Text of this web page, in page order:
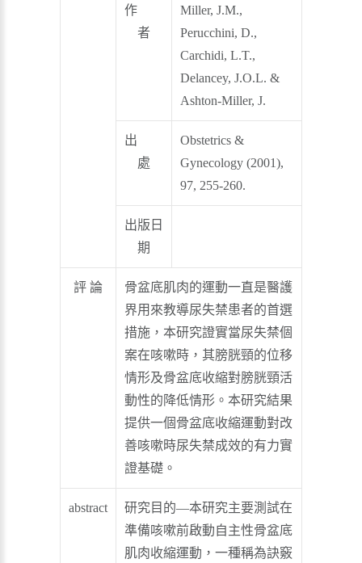
作
者
Miller, J.M.,
Perucchini, D.,
Carchidi, L.T.,
Delancey, J.O.L. &
Ashton-Miller, J.
出
處
Obstetrics &
Gynecology (2001),
97, 255-260.
出版日
期
評 論
骨盆底肌肉的運動一直是醫護
界用來教導尿失禁患者的首選
措施，本研究證實當尿失禁個
案在咳嗽時，其膀胱頸的位移
情形及骨盆底收縮對膀胱頸活
動性的降低情形。本研究結果
提供一個骨盆底收縮運動對改
善咳嗽時尿失禁成效的有力實
證基礎。
abstract 研究目的—本研究主要測試在
準備咳嗽前啟動自主性骨盆底
肌肉收縮運動，一種稱為訣竅